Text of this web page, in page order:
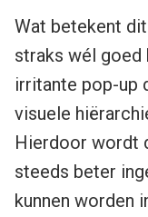
Wat betekent
straks wél goed
irritante pop-up
visuele
Hierdoor wordt
steeds beter
kunnen worden